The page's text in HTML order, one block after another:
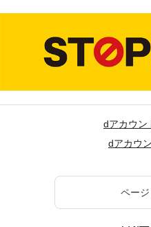
dアカウン
dアカウ
ペー